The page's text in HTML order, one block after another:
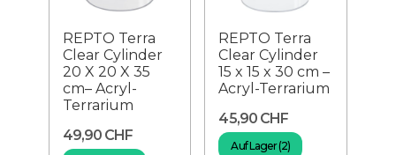
REPTO Terra
Clear Cylinder
20 X 20 X 35
cm– Acryl-
Terrarium
49,90 CHF
REPTO Terra
Clear Cylinder
15 x 15 x 30 cm –
Acryl-Terrarium
45,90 CHF
Auf Lager (2)